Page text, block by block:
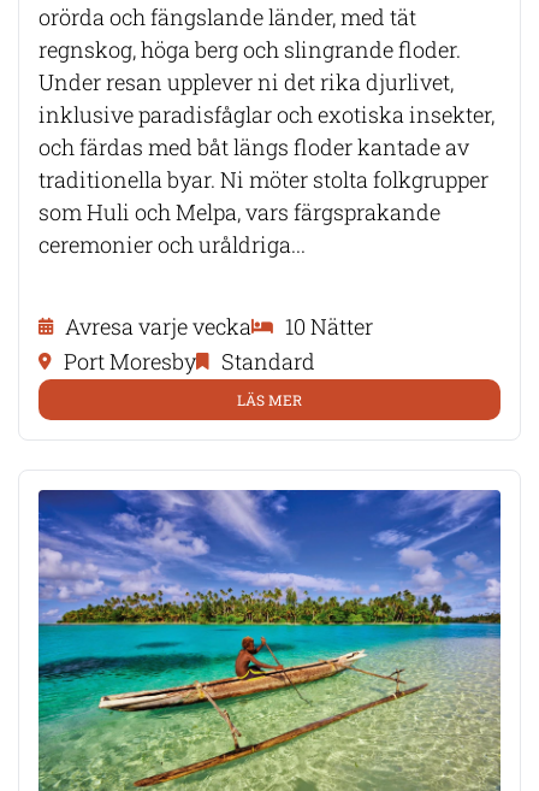
orörda och fängslande länder, med tät
regnskog, höga berg och slingrande floder.
Under resan upplever ni det rika djurlivet,
inklusive paradisfåglar och exotiska insekter,
och färdas med båt längs floder kantade av
traditionella byar. Ni möter stolta folkgrupper
som Huli och Melpa, vars färgsprakande
ceremonier och uråldriga...
Avresa varje vecka
10 Nätter
Port Moresby
Standard
LÄS MER